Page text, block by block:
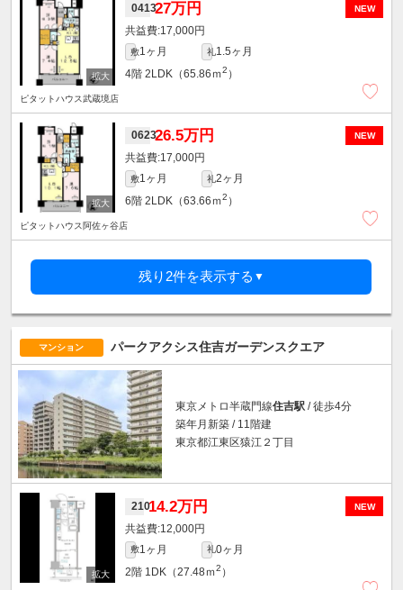
NEW
041327万円
17,000円
敷1ヶ月 礼1.5ヶ月
4階 2LDK（65.86ｍ2 ）
ピタットハウス武蔵境店
NEW
062326.5万円
17,000円
敷1ヶ月 礼2ヶ月
6階 2LDK（63.66ｍ2 ）
ピタットハウス阿佐ヶ谷店
残り2件を表示する ▼
マンション パークアクシス住吉ガーデンスクエア
東京メトロ半蔵門線住吉駅 / 徒歩4分
築年月新築 / 11階建
東京都江東区猿江２丁目
NEW
21014.2万円
12,000円
敷1ヶ月 礼0ヶ月
2階 1DK（27.48ｍ2 ）